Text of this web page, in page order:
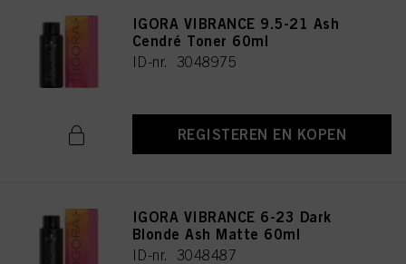
IGORA VIBRANCE 9.5-21 Ash
Cendré Toner 60ml
ID-nr. 3048975
REGISTEREN EN KOPEN
IGORA VIBRANCE 6-23 Dark
Blonde Ash Matte 60ml
ID-nr. 3048487